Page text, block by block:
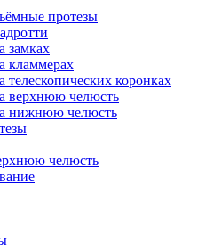
протезы
замках
кламмерах
коронках
верхнюю челюсть
нижнюю челюсть
челюсть